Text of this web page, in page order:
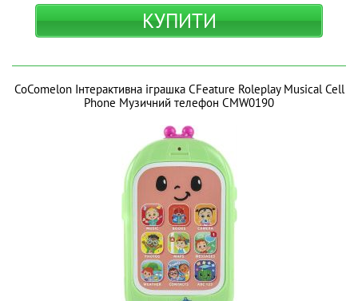
КУПИТИ
CoComelon Інтерактивна іграшка CFeature Roleplay Musical Cell
Phone Музичний телефон CMW0190